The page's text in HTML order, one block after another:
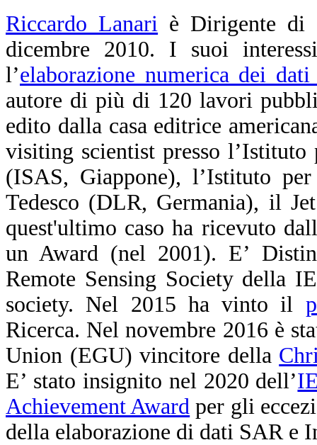
Riccardo Lanari è Dirigente di
dicembre 2010. I suoi
l’elaborazione numerica dei
autore di più di 120 lavori
edito dalla casa editrice
visiting scientist presso l’Istituto
(ISAS, Giappone), l’Istituto
Tedesco (DLR, Germania), il
quest'ultimo caso ha ricevuto
un Award (nel 2001). E’
Remote Sensing Society della
society. Nel 2015 ha vinto il
Ricerca. Nel novembre 2016 è
Union (EGU) vincitore della
E’ stato insignito nel 2020 dell’
Achievement Award per gli
della elaborazione di dati SAR e